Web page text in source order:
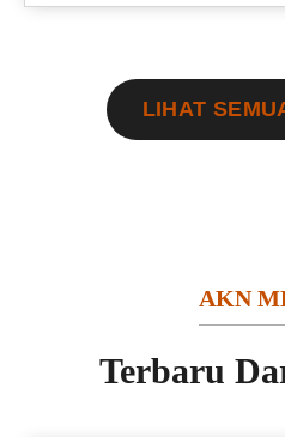
LIHAT
AKN
Terbaru